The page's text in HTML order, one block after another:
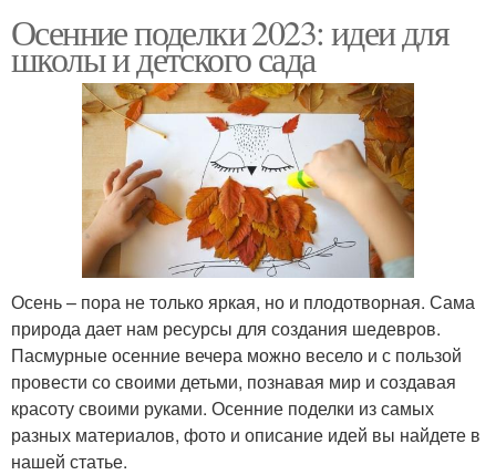
Осенние поделки 2023: идеи для
школы и детского сада
Осень – пора не только яркая, но и плодотворная. Сама
природа дает нам ресурсы для создания шедевров.
Пасмурные осенние вечера можно весело и с пользой
провести со своими детьми, познавая мир и создавая
красоту своими руками. Осенние поделки из самых
разных материалов, фото и описание идей вы найдете в
нашей статье.